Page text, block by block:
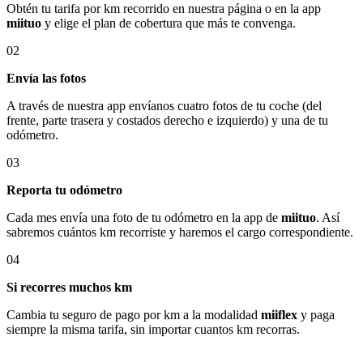
Obtén tu tarifa por km recorrido en nuestra página o en la app
miituo y elige el plan de cobertura que más te convenga.
02
Envía las fotos
A través de nuestra app envíanos cuatro fotos de tu coche (del
frente, parte trasera y costados derecho e izquierdo) y una de tu
odómetro.
03
Reporta tu odómetro
Cada mes envía una foto de tu odómetro en la app de miituo. Así
sabremos cuántos km recorriste y haremos el cargo correspondiente.
04
Si recorres muchos km
Cambia tu seguro de pago por km a la modalidad miiflex y paga
siempre la misma tarifa, sin importar cuantos km recorras.